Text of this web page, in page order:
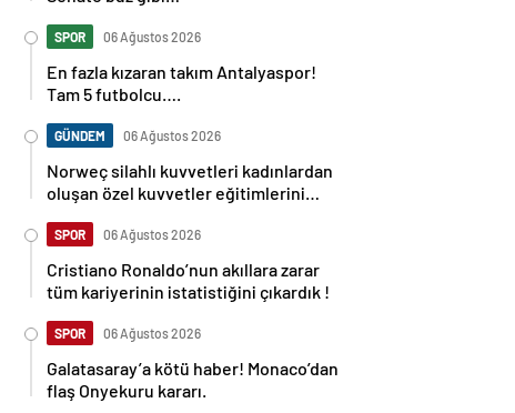
SPOR 06 Ağustos 2026
En fazla kızaran takım Antalyaspor!
Tam 5 futbolcu….
GÜNDEM 06 Ağustos 2026
Norweç silahlı kuvvetleri kadınlardan
oluşan özel kuvvetler eğitimlerini
SPOR 06 Ağustos 2026
Cristiano Ronaldo’nun akıllara zarar
tüm kariyerinin istatistiğini çıkardık !
SPOR 06 Ağustos 2026
Galatasaray’a kötü haber! Monaco’dan
flaş Onyekuru kararı.